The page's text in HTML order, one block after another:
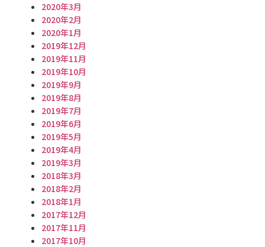
2020年3月
2020年2月
2020年1月
2019年12月
2019年11月
2019年10月
2019年9月
2019年8月
2019年7月
2019年6月
2019年5月
2019年4月
2019年3月
2018年3月
2018年2月
2018年1月
2017年12月
2017年11月
2017年10月